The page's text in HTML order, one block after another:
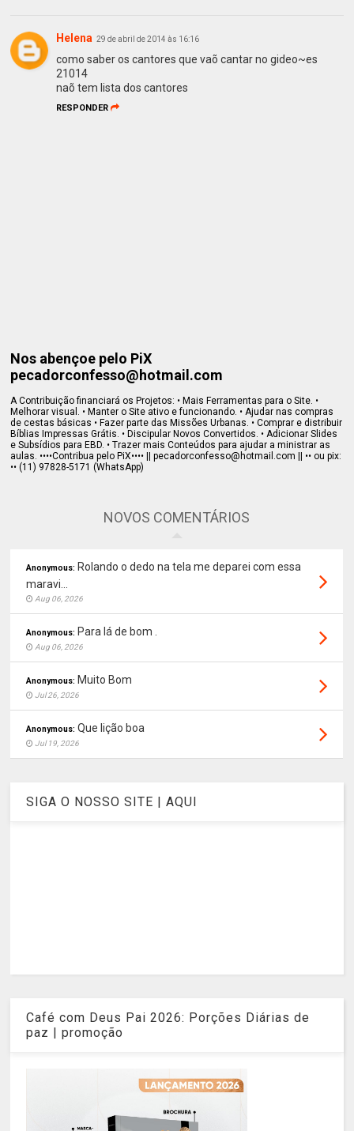
Helena 29 de abril de 2014 às 16:16
como saber os cantores que vaõ cantar no gideo~es
21014
naõ tem lista dos cantores
RESPONDER
Nos abençoe pelo PiX
pecadorconfesso@hotmail.com
A Contribuição financiará os Projetos: • Mais Ferramentas para o Site. •
Melhorar visual. • Manter o Site ativo e funcionando. • Ajudar nas compras
de cestas básicas • Fazer parte das Missões Urbanas. • Comprar e distribuir
Bíblias Impressas Grátis. • Discipular Novos Convertidos. • Adicionar Slides
e Subsídios para EBD. • Trazer mais Conteúdos para ajudar a ministrar as
aulas. ••••Contribua pelo PiX•••• || pecadorconfesso@hotmail.com || •• ou pix:
•• (11) 97828-5171 (WhatsApp)
NOVOS COMENTÁRIOS
Anonymous: Rolando o dedo na tela me deparei com essa
maravi...
Aug 06, 2026
Anonymous: Para lá de bom .
Aug 06, 2026
Anonymous: Muito Bom
Jul 26, 2026
Anonymous: Que lição boa
Jul 19, 2026
SIGA O NOSSO SITE | AQUI
Café com Deus Pai 2026: Porções Diárias de
paz | promoção